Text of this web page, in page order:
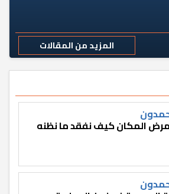
المزيد من المقالات
المكان كيف نفقد ما نظنه